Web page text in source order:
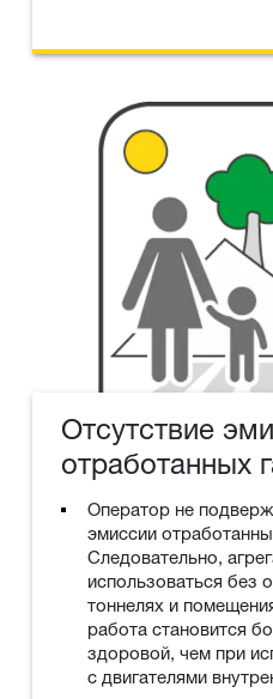
Отсутствие
отработанных
Оператор не
эмиссии
Следовательно,
использоваться без
тоннелях и
работа становится
здоровой, чем при
с двигателями